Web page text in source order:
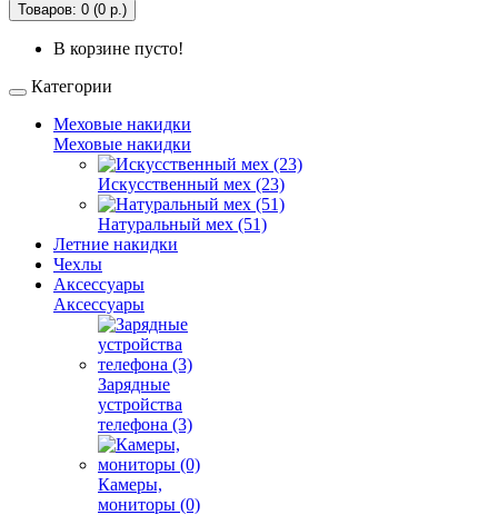
Товаров: 0 (0 р.)
В корзине пусто!
Категории
Меховые накидки
Меховые накидки
Искусственный мех (23)
Натуральный мех (51)
Летние накидки
Чехлы
Аксессуары
Аксессуары
Зарядные
устройства
телефона (3)
Камеры,
мониторы (0)